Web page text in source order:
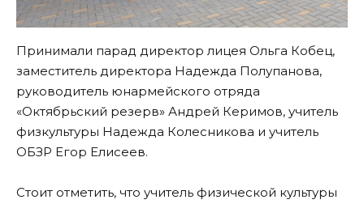
Принимали парад директор лицея Ольга Кобец,
заместитель директора Надежда Полупанова,
руководитель юнармейского отряда
«Октябрьский резерв» Андрей Керимов, учитель
физкультуры Надежда Колесникова и учитель
ОБЗР Егор Елисеев.
Стоит отметить, что учитель физической культуры